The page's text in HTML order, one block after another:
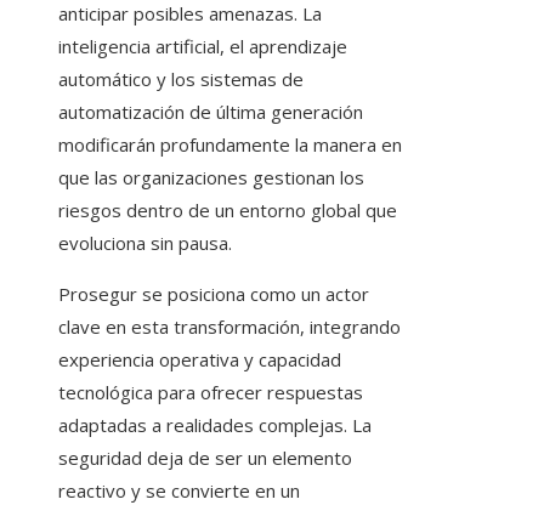
anticipar posibles amenazas. La
inteligencia artificial, el aprendizaje
automático y los sistemas de
automatización de última generación
modificarán profundamente la manera en
que las organizaciones gestionan los
riesgos dentro de un entorno global que
evoluciona sin pausa.
Prosegur se posiciona como un actor
clave en esta transformación, integrando
experiencia operativa y capacidad
tecnológica para ofrecer respuestas
adaptadas a realidades complejas. La
seguridad deja de ser un elemento
reactivo y se convierte en un